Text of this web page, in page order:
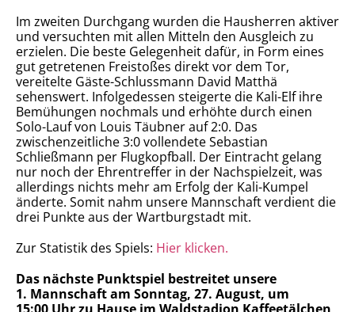
Im zweiten Durchgang wurden die Hausherren aktiver
und versuchten mit allen Mitteln den Ausgleich zu
erzielen. Die beste Gelegenheit dafür, in Form eines
gut getretenen Freistoßes direkt vor dem Tor,
vereitelte Gäste-Schlussmann David Matthä
sehenswert. Infolgedessen steigerte die Kali-Elf ihre
Bemühungen nochmals und erhöhte durch einen
Solo-Lauf von Louis Täubner auf 2:0. Das
zwischenzeitliche 3:0 vollendete Sebastian
Schließmann per Flugkopfball. Der Eintracht gelang
nur noch der Ehrentreffer in der Nachspielzeit, was
allerdings nichts mehr am Erfolg der Kali-Kumpel
änderte. Somit nahm unsere Mannschaft verdient die
drei Punkte aus der Wartburgstadt mit.
Zur Statistik des Spiels: Hier klicken.
Das nächste Punktspiel bestreitet unsere
1. Mannschaft am Sonntag, 27. August, um